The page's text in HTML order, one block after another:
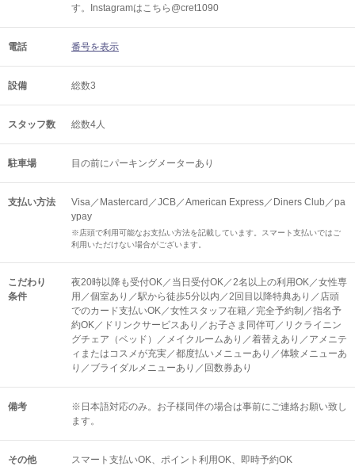
す。Instagramはこちら@cret1090
電話 番号を表示
設備 総数3
スタッフ数 総数4人
駐車場 目の前にパーキングメーターあり
支払い方法
Visa／Mastercard／JCB／American Express／Diners Club／pa
ypay
※店頭で利用可能なお支払い方法を記載しています。スマート支払いではご
利用いただけない場合がございます。
こだわり
条件
夜20時以降も受付OK／当日受付OK／2名以上の利用OK／女性専
用／個室あり／駅から徒歩5分以内／2回目以降特典あり／店頭
でのカード支払いOK／女性スタッフ在籍／完全予約制／指名予
約OK／ドリンクサービスあり／お子さま同伴可／リクライニン
グチェア（ベッド）／メイクルームあり／着替えあり／アメニテ
ィまたはコスメが充実／都度払いメニューあり／体験メニューあ
り／ブライダルメニューあり／回数券あり
備考
※日本語対応のみ。お子様同伴の場合は事前にご連絡お願い致し
ます。
その他 スマート支払いOK ポイント利用OK 即時予約OK